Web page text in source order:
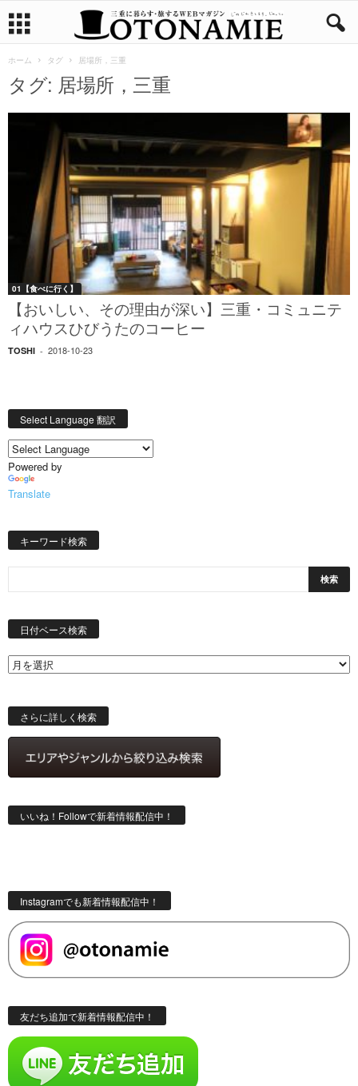
ホーム タグ 居場所，三重
タグ: 居場所，三重
01【食べに行く】
【おいしい、その理由が深い】三重・コミュニテ
ィハウスひびうたのコーヒー
TOSHI - 2018-10-23
Select Language 翻訳
Powered by
Translate
キーワード検索
日付ベース検索
さらに詳しく検索
いいね！Followで新着情報配信中！
Instagramでも新着情報配信中！
友だち追加で新着情報配信中！